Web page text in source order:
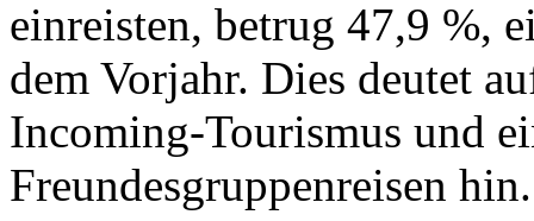
einreisten, betrug 47,9 %,
dem Vorjahr. Dies deutet
Incoming-Tourismus und
Freundesgruppenreisen hin.